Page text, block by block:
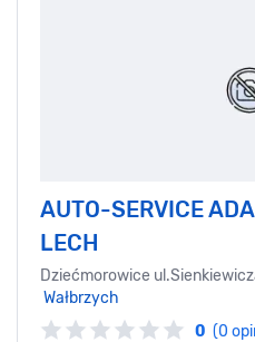
AUTO-SERVICE
LECH
Dziećmorowice
Wałbrzych
0 (0